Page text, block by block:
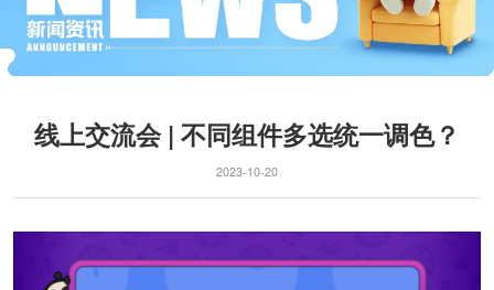
线上交流会 | 不同组件多选统一调色？
2023-10-20